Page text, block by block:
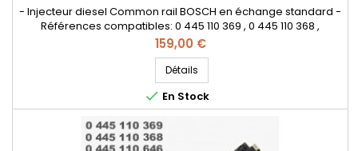
- Injecteur diesel Common rail BOSCH en échange standard -
Références compatibles: 0 445 110 369 , 0 445 110 368 ,
0986435166 , 0 986 435 166 , 0445110646 , 0445110647 , 0 445
110 646 , 0 445 110 647 , 0986435167 , 0 986 435 167 , 03L 130 277 J
, 03L 130 277 Q , 03L130277J , 03L130277Q , 03L130855CX - Pour
motorisation Audi Volkswagen Skoda Seat 2.0...
Prix
159,00 €
Détails
 En Stock